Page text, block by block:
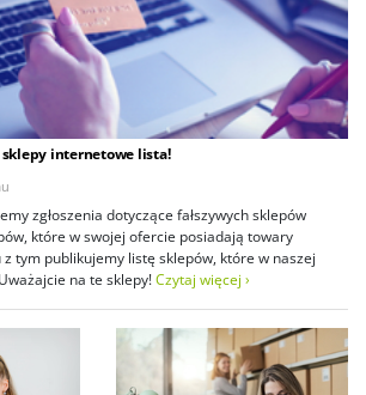
sklepy internetowe lista!
zgłoszenia dotyczące fałszywych sklepów
które w swojej ofercie posiadają towary
tym publikujemy listę sklepów, które w naszej
na te sklepy!Czytaj więcej ›